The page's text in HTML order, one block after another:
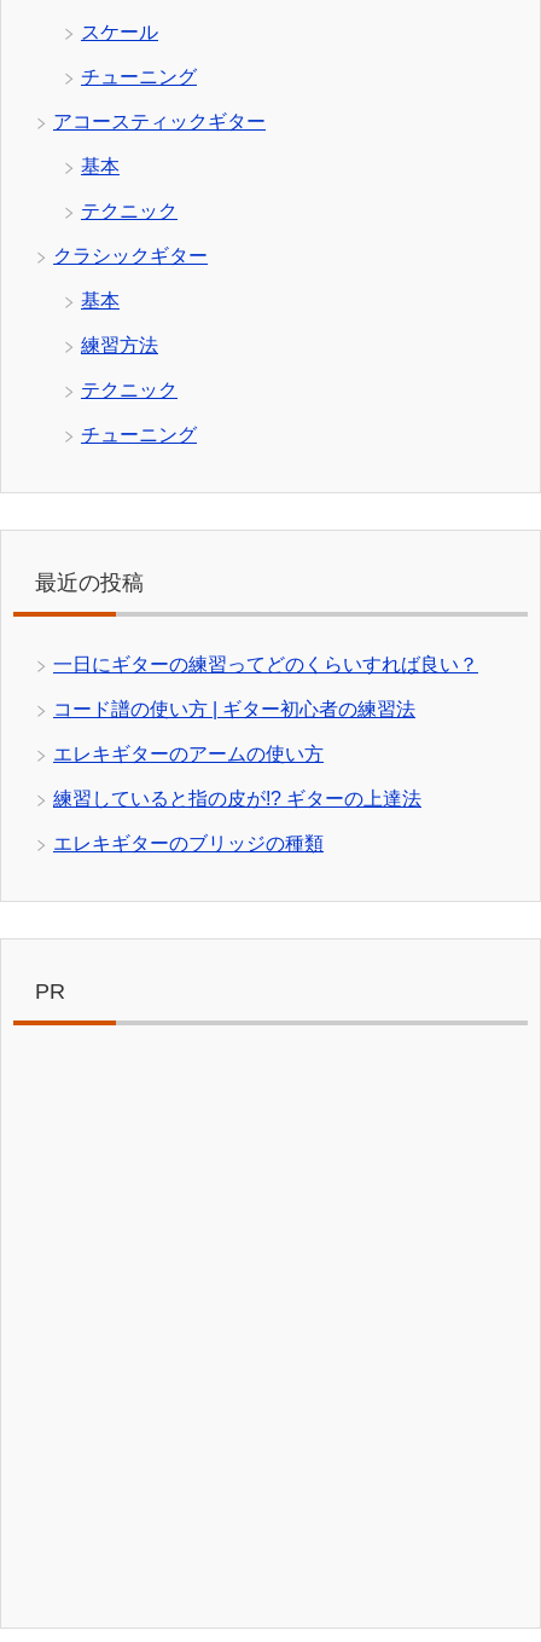
スケール
チューニング
アコースティックギター
基本
テクニック
クラシックギター
基本
練習方法
テクニック
チューニング
最近の投稿
一日にギターの練習ってどのくらいすれば良い？
コード譜の使い方 | ギター初心者の練習法
エレキギターのアームの使い方
練習していると指の皮が!? ギターの上達法
エレキギターのブリッジの種類
PR